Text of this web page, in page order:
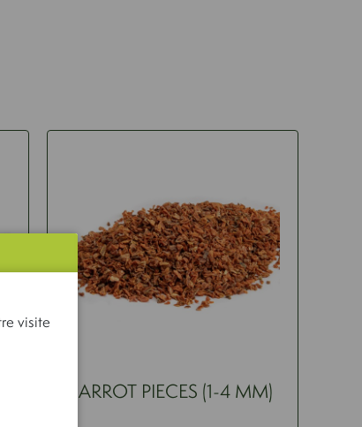
CARROT PIECES (1-4 MM)
visite